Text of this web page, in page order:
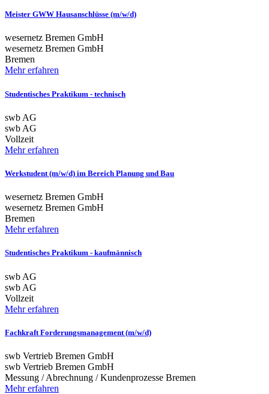
Meister GWW Hausanschlüsse (m/w/d)
wesernetz Bremen GmbH
wesernetz Bremen GmbH
Bremen
Mehr erfahren
Studentisches Praktikum - technisch
swb AG
swb AG
Vollzeit
Mehr erfahren
Werkstudent (m/w/d) im Bereich Planung und Bau
wesernetz Bremen GmbH
wesernetz Bremen GmbH
Bremen
Mehr erfahren
Studentisches Praktikum - kaufmännisch
swb AG
swb AG
Vollzeit
Mehr erfahren
Fachkraft Forderungsmanagement (m/w/d)
swb Vertrieb Bremen GmbH
swb Vertrieb Bremen GmbH
Messung / Abrechnung / Kundenprozesse Bremen
Mehr erfahren